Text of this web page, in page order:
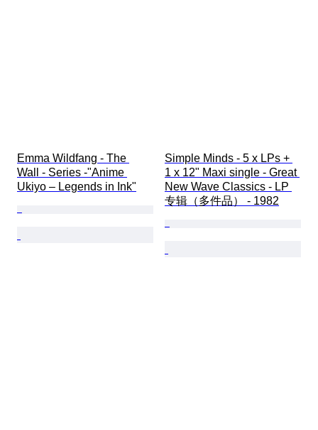
Emma Wildfang - The
Wall - Series -"Anime
Ukiyo – Legends in Ink"
Simple Minds - 5 x LPs +
1 x 12" Maxi single - Great
New Wave Classics - LP
专辑（多件品） - 1982